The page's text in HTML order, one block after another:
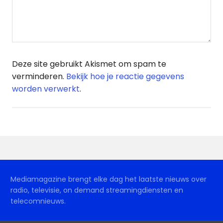
Deze site gebruikt Akismet om spam te
verminderen. Bekijk hoe je reactie gegevens
worden verwerkt.
Mediamagazine brengt elke dag het laatste nieuws over
radio, televisie, on demand streamingdiensten en
telecomnieuws.